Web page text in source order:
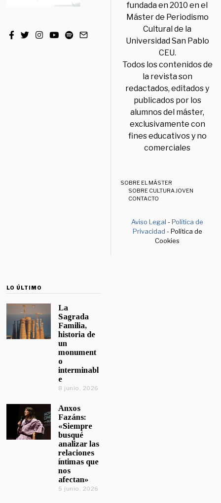
fundada en 2010 en el
Máster de Periodismo
Cultural de la
Universidad San Pablo
CEU.
Todos los contenidos de
la revista son
redactados, editados y
publicados por los
alumnos del máster,
exclusivamente con
fines educativos y no
comerciales
SOBRE EL MÁSTER
SOBRE CULTURA JOVEN
CONTACTO
Aviso Legal -Política de
Privacidad - Política de
Cookies
LO ÚLTIMO
La
Sagrada
Familia,
historia de
un
monument
o
interminabl
e
8 junio, 2026
Anxos
Fazáns:
«Siempre
busqué
analizar las
relaciones
íntimas que
nos
afectan»
5 junio, 2026